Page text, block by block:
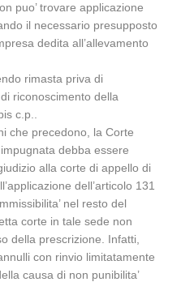
puo’ trovare applicazione
il necessario presupposto
dedita all’allevamento
rimasta priva di
riconoscimento della
c.p..
che precedono, la Corte
debba essere
alla corte di appello di
dell’articolo 131
nel resto del
corte in tale sede non
della prescrizione. Infatti,
con rinvio limitatamente
causa di non punibilita’